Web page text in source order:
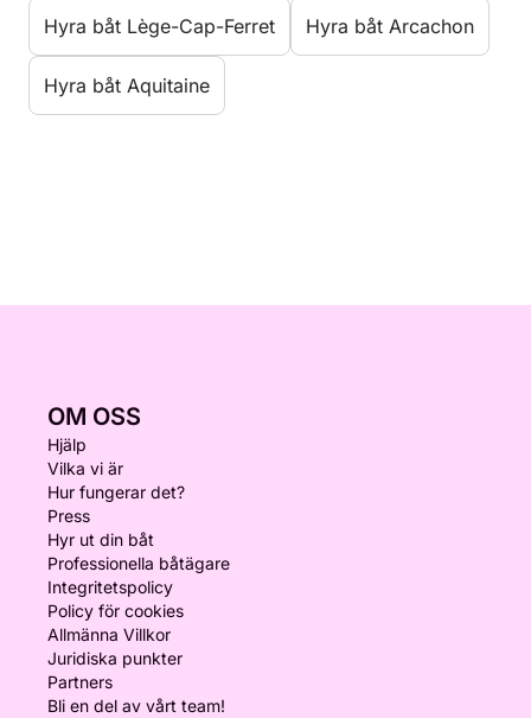
Hyra båt Lège-Cap-Ferret Hyra båt Arcachon
Hyra båt Aquitaine
OM OSS
Hjälp
Vilka vi är
Hur fungerar det?
Press
Hyr ut din båt
Professionella båtägare
Integritetspolicy
Policy för cookies
Allmänna Villkor
Juridiska punkter
Partners
Bli en del av vårt team!